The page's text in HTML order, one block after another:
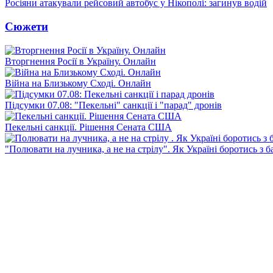
Росіяни атакували рейсовий автобус у Нікополі: загинув водій
Сюжети
Вторгнення Росії в Україну. Онлайн
Війна на Близькому Сході. Онлайн
Підсумки 07.08: "Пекельні" санкції і "парад" дронів
Пекельні санкції. Рішення Сената США
"Полювати на лучника, а не на стрілу". Як Україні боротись з